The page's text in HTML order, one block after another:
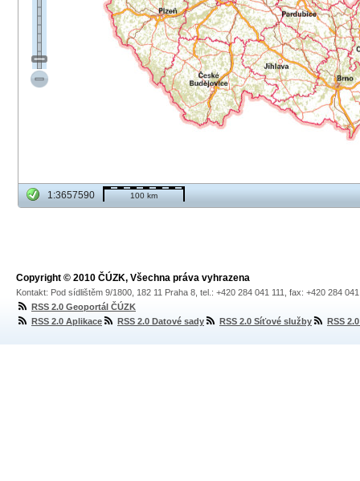
1:3657590 100 km
Copyright © 2010 ČÚZK, Všechna práva vyhrazena
Kontakt: Pod sídlištěm 9/1800, 182 11 Praha 8, tel.: +420 284 041 111, fax: +420 284
RSS 2.0 Geoportál ČÚZK
RSS 2.0 Aplikace
RSS 2.0 Datové sady RSS 2.0 Síťové služby RSS